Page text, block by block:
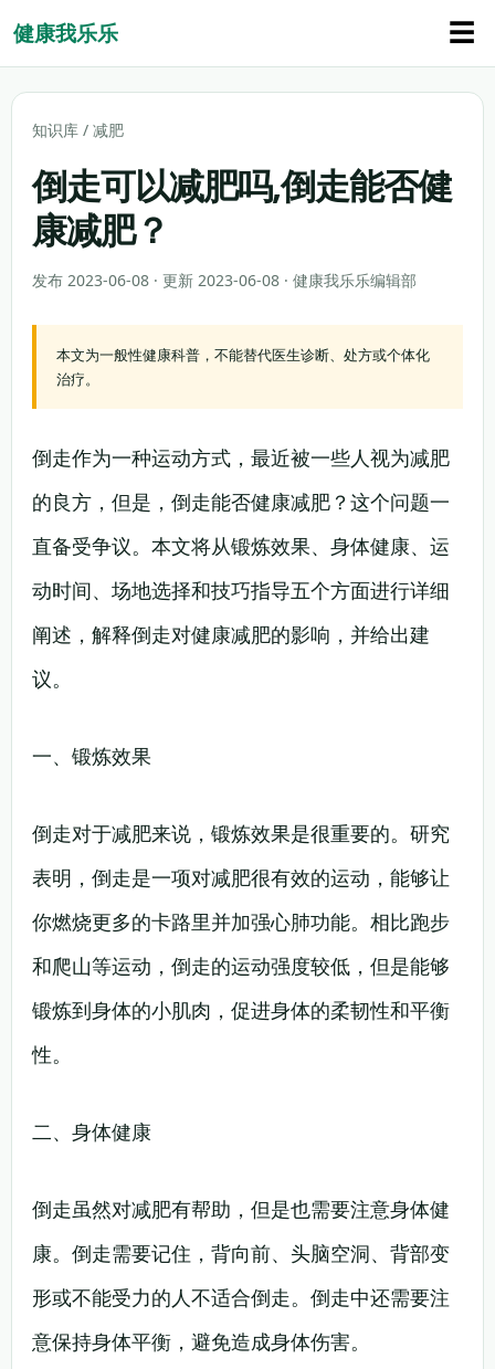
健康我乐乐 ☰
知识库 / 减肥
倒走可以减肥吗,倒走能否健
康减肥？
发布 2023-06-08 · 更新 2023-06-08 · 健康我乐乐编辑部
本文为一般性健康科普，不能替代医生诊断、处方或个体化
治疗。
倒走作为一种运动方式，最近被一些人视为减肥
的良方，但是，倒走能否健康减肥？这个问题一
直备受争议。本文将从锻炼效果、身体健康、运
动时间、场地选择和技巧指导五个方面进行详细
阐述，解释倒走对健康减肥的影响，并给出建
议。
一、锻炼效果
倒走对于减肥来说，锻炼效果是很重要的。研究
表明，倒走是一项对减肥很有效的运动，能够让
你燃烧更多的卡路里并加强心肺功能。相比跑步
和爬山等运动，倒走的运动强度较低，但是能够
锻炼到身体的小肌肉，促进身体的柔韧性和平衡
性。
二、身体健康
倒走虽然对减肥有帮助，但是也需要注意身体健
康。倒走需要记住，背向前、头脑空洞、背部变
形或不能受力的人不适合倒走。倒走中还需要注
意保持身体平衡，避免造成身体伤害。